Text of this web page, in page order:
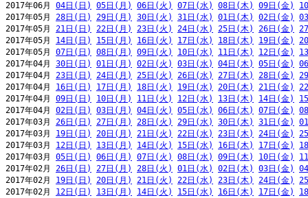
2017年06月 04日(日) 05日(月) 06日(火) 07日(水) 08日(木) 09日(金)
2017年05月 28日(日) 29日(月) 30日(火) 31日(水) 01日(木) 02日(金)
2017年05月 21日(日) 22日(月) 23日(火) 24日(水) 25日(木) 26日(金)
2017年05月 14日(日) 15日(月) 16日(火) 17日(水) 18日(木) 19日(金)
2017年05月 07日(日) 08日(月) 09日(火) 10日(水) 11日(木) 12日(金)
2017年04月 30日(日) 01日(月) 02日(火) 03日(水) 04日(木) 05日(金)
2017年04月 23日(日) 24日(月) 25日(火) 26日(水) 27日(木) 28日(金)
2017年04月 16日(日) 17日(月) 18日(火) 19日(水) 20日(木) 21日(金)
2017年04月 09日(日) 10日(月) 11日(火) 12日(水) 13日(木) 14日(金)
2017年04月 02日(日) 03日(月) 04日(火) 05日(水) 06日(木) 07日(金)
2017年03月 26日(日) 27日(月) 28日(火) 29日(水) 30日(木) 31日(金)
2017年03月 19日(日) 20日(月) 21日(火) 22日(水) 23日(木) 24日(金)
2017年03月 12日(日) 13日(月) 14日(火) 15日(水) 16日(木) 17日(金)
2017年03月 05日(日) 06日(月) 07日(火) 08日(水) 09日(木) 10日(金)
2017年02月 26日(日) 27日(月) 28日(火) 01日(水) 02日(木) 03日(金)
2017年02月 19日(日) 20日(月) 21日(火) 22日(水) 23日(木) 24日(金)
2017年02月 12日(日) 13日(月) 14日(火) 15日(水) 16日(木) 17日(金)